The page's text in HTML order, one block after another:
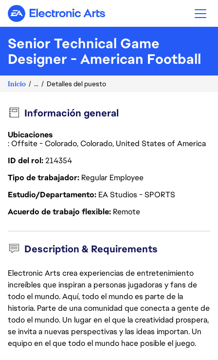
Electronic Arts
Senior Technical Game
Designer - American Football
Inicio ... Detalles del puesto
Información general
Ubicaciones
: Offsite - Colorado, Colorado, United States of America
ID del rol214354
Tipo de trabajador Regular Employee
Estudio/Departamento EA Studios - SPORTS
Acuerdo de trabajo flexible Remote
Description & Requirements
Electronic Arts crea experiencias de entretenimiento
increíbles que inspiran a personas jugadoras y fans de
todo el mundo. Aquí, todo el mundo es parte de la
historia. Parte de una comunidad que conecta a gente de
todo el mundo. Un lugar en el que la creatividad prospera,
se invita a nuevas perspectivas y las ideas importan. Un
equipo en el que todo el mundo hace posible el juego.